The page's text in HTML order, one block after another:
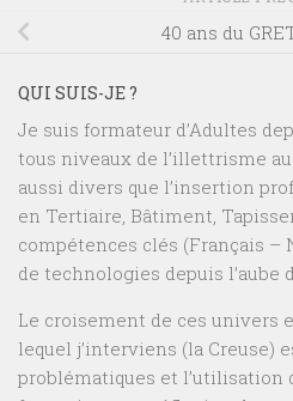
40 ans du
QUI SUIS-JE ?
Je suis formateur d’Adultes
tous niveaux de l’illettrisme
aussi divers que l’insertion
en Tertiaire, Bâtiment,
compétences clés (Français
de technologies depuis l’aube
Le croisement de ces univers
lequel j’interviens (la Creuse)
problématiques et l’utilisation